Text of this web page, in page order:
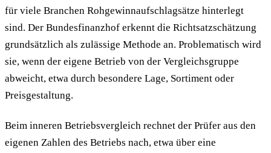
für viele Branchen Rohgewinnaufschlagsätze hinterlegt
sind. Der Bundesfinanzhof erkennt die Richtsatzschätzung
grundsätzlich als zulässige Methode an. Problematisch wird
sie, wenn der eigene Betrieb von der Vergleichsgruppe
abweicht, etwa durch besondere Lage, Sortiment oder
Preisgestaltung.
Beim inneren Betriebsvergleich rechnet der Prüfer aus den
eigenen Zahlen des Betriebs nach, etwa über eine